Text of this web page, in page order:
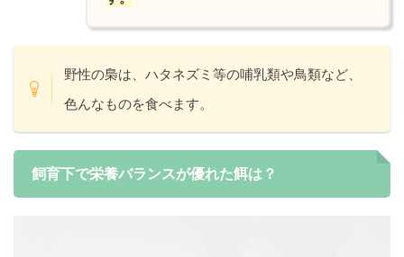
野性の梟は、ハタネズミ等の哺乳類や鳥類など、
色んなものを食べます。
飼育下で栄養バランスが優れた餌は？